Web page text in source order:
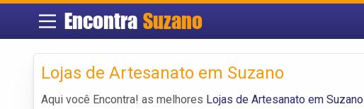
Encontra Suzano
Lojas de Artesanato em Suzano
Aqui você Encontra! as melhores Lojas de Artesanato em Suzano